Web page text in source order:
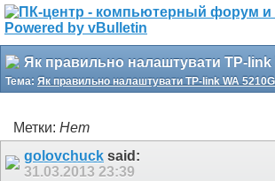
Тема: Як правильно налаштувати TP-link WA
Метки: Нет
golovchuck said:
31.03.2013 23:39